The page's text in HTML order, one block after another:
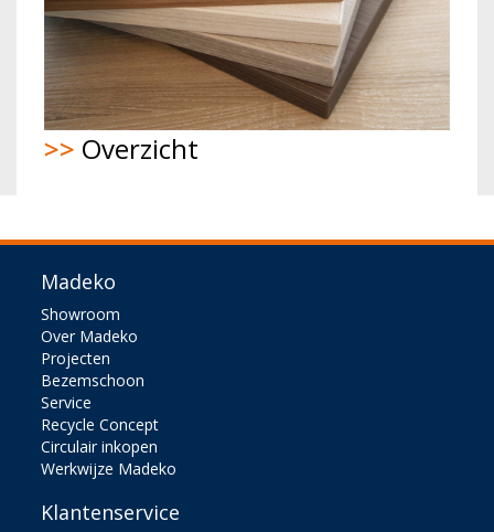
>> Overzicht
Madeko
Showroom
Over Madeko
Projecten
Bezemschoon
Service
Recycle Concept
Circulair inkopen
Werkwijze Madeko
Klantenservice